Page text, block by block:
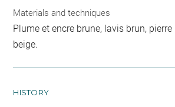
Materials and techniques
Plume et encre brune, lavis brun,
beige.
HISTORY